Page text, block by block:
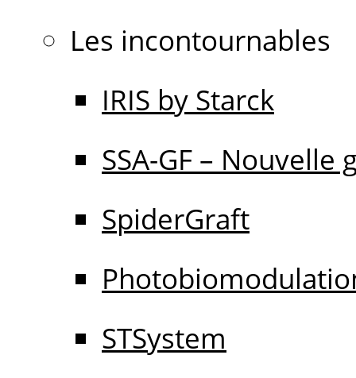
Les incontournables
IRIS by Starck
SSA-GF – Nouvelle
SpiderGraft
STSystem